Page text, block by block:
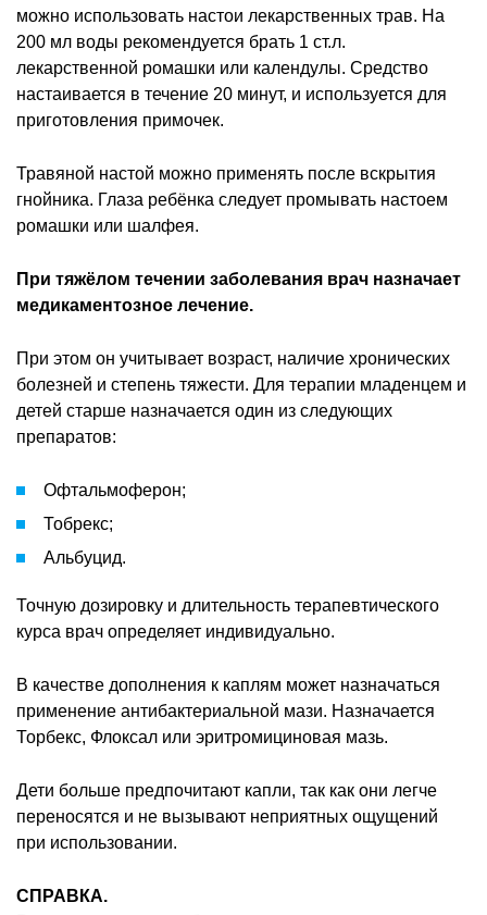
можно использовать настои лекарственных трав. На
200 мл воды рекомендуется брать 1 ст.л.
лекарственной ромашки или календулы. Средство
настаивается в течение 20 минут, и используется для
приготовления примочек.
Травяной настой можно применять после вскрытия
гнойника. Глаза ребёнка следует промывать настоем
ромашки или шалфея.
При тяжёлом течении заболевания врач назначает
медикаментозное лечение.
При этом он учитывает возраст, наличие хронических
болезней и степень тяжести. Для терапии младенцем и
детей старше назначается один из следующих
препаратов:
Офтальмоферон;
Тобрекс;
Альбуцид.
Точную дозировку и длительность терапевтического
курса врач определяет индивидуально.
В качестве дополнения к каплям может назначаться
применение антибактериальной мази. Назначается
Торбекс, Флоксал или эритромициновая мазь.
Дети больше предпочитают капли, так как они легче
переносятся и не вызывают неприятных ощущений
при использовании.
СПРАВКА.